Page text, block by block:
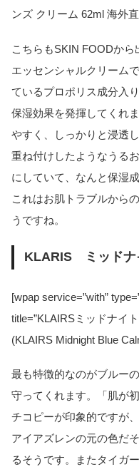
ンズ クリーム 62ml 海外
こちらもSKIN FOODか
エッセンシャルクリーム
ているプロポリス成分入
保湿効果を発揮してくれ
やすく、しっかりと浸透
重ね付けしたようなうる
にしていて、なんと保湿
これはお肌トラブルから
うですね。
KLARIS ミッドナ
[wpap service=”with”
title=”KLAIRSミッドナイ
(KLAIRS Midnight Blue
最も特徴的なのがブルー
守ってくれます。「肌が
チコピーが印象的ですが
アイアズレンの元の色だ
るそうです。またタイガ